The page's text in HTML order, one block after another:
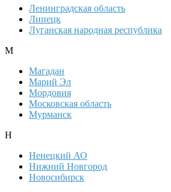
Ленинградская область
Липецк
Луганская народная республика
М
Магадан
Марий Эл
Мордовия
Московская область
Мурманск
Н
Ненецкий АО
Нижний Новгород
Новосибирск